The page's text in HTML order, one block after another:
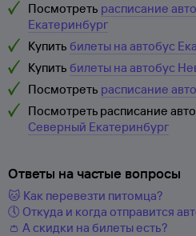
Посмотреть расписание
Екатеринбург
Купить билеты на автобус
Купить билеты на автобус
Посмотреть расписание
Посмотреть расписание
Северный Екатеринбург
Ответы на частые вопросы
🐱 Как перевезти питомца?
🕔 Откуда и когда отправится
👛 А скидки на билеты есть?